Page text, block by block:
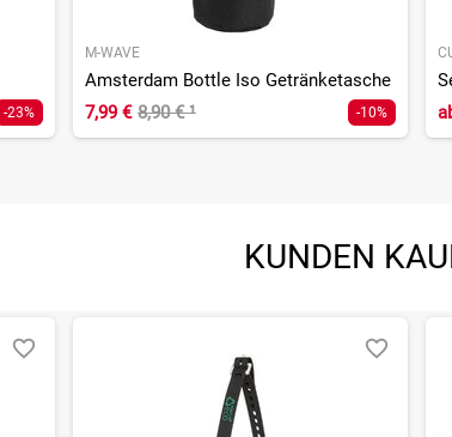
-23%
M-WAVE
Amsterdam Bottle Iso Getränketasche
7,99 € 8,90 €¹ -10%
KUNDEN